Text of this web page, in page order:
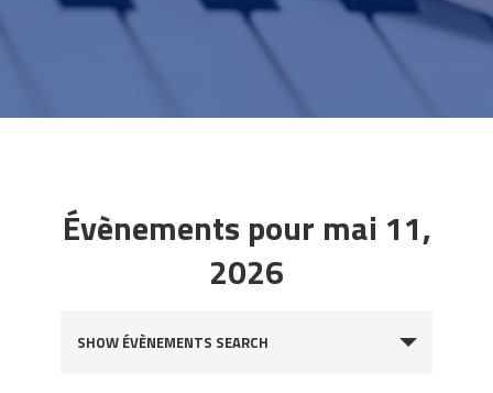
Évènements pour mai 11,
2026
Évènements
SHOW ÉVÈNEMENTS SEARCH